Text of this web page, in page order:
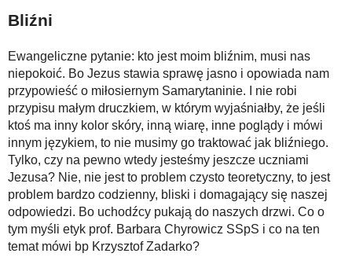
Bliźni
Ewangeliczne pytanie: kto jest moim bliźnim, musi nas
niepokoić. Bo Jezus stawia sprawę jasno i opowiada nam
przypowieść o miłosiernym Samarytaninie. I nie robi
przypisu małym druczkiem, w którym wyjaśniałby, że jeśli
ktoś ma inny kolor skóry, inną wiarę, inne poglądy i mówi
innym językiem, to nie musimy go traktować jak bliźniego.
Tylko, czy na pewno wtedy jesteśmy jeszcze uczniami
Jezusa? Nie, nie jest to problem czysto teoretyczny, to jest
problem bardzo codzienny, bliski i domagający się naszej
odpowiedzi. Bo uchodźcy pukają do naszych drzwi. Co o
tym myśli etyk prof. Barbara Chyrowicz SSpS i co na ten
temat mówi bp Krzysztof Zadarko?